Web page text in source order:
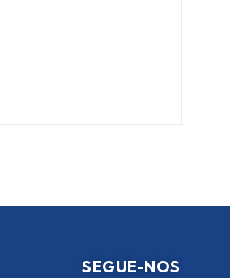
SEGUE-NOS